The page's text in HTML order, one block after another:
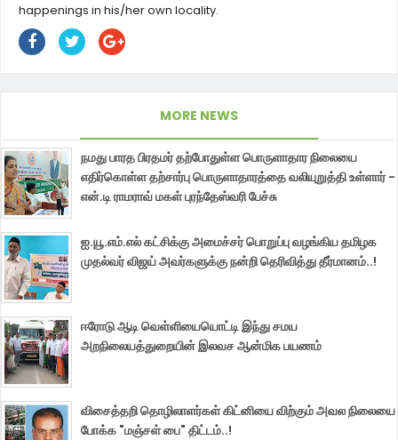
happenings in his/her own locality.
MORE NEWS
நமது பாரத பிரதமர் தற்போதுள்ள பொருளாதார நிலையை
எதிர்கொள்ள தற்சார்பு பொருளாதாரத்தை வலியுறுத்தி உள்ளார் -
என்.டி ராமராவ் மகள் புரந்தேஸ்வரி பேச்சு
ஐ.யூ.எம்.எல் கட்சிக்கு அமைச்சர் பொறுப்பு வழங்கிய தமிழக
முதல்வர் விஜய் அவர்களுக்கு நன்றி தெரிவித்து தீர்மானம்..!
ஈரோடு ஆடி வெள்ளியையொட்டி இந்து சமய
அறநிலையத்துறையின் இலவச ஆன்மிக பயணம்
விசைத்தறி தொழிலாளர்கள் கிட்னியை விற்கும் அவல நிலையை
போக்க "மஞ்சள் பை" திட்டம்..!